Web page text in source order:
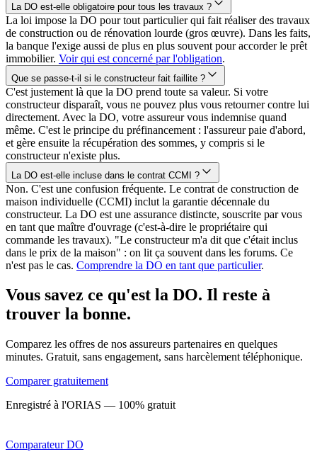
La DO est-elle obligatoire pour tous les travaux ?
La loi impose la DO pour tout particulier qui fait réaliser des travaux
de construction ou de rénovation lourde (gros œuvre). Dans les faits,
la banque l'exige aussi de plus en plus souvent pour accorder le prêt
immobilier. Voir qui est concerné par l'obligation.
Que se passe-t-il si le constructeur fait faillite ?
C'est justement là que la DO prend toute sa valeur. Si votre
constructeur disparaît, vous ne pouvez plus vous retourner contre lui
directement. Avec la DO, votre assureur vous indemnise quand
même. C'est le principe du préfinancement : l'assureur paie d'abord,
et gère ensuite la récupération des sommes, y compris si le
constructeur n'existe plus.
La DO est-elle incluse dans le contrat CCMI ?
Non. C'est une confusion fréquente. Le contrat de construction de
maison individuelle (CCMI) inclut la garantie décennale du
constructeur. La DO est une assurance distincte, souscrite par vous
en tant que maître d'ouvrage (c'est-à-dire le propriétaire qui
commande les travaux). "Le constructeur m'a dit que c'était inclus
dans le prix de la maison" : on lit ça souvent dans les forums. Ce
n'est pas le cas. Comprendre la DO en tant que particulier.
Vous savez ce qu'est la DO. Il reste à
trouver la bonne.
Comparez les offres de nos assureurs partenaires en quelques
minutes. Gratuit, sans engagement, sans harcèlement téléphonique.
Comparer gratuitement
Enregistré à l'ORIAS — 100% gratuit
ComparateurDO